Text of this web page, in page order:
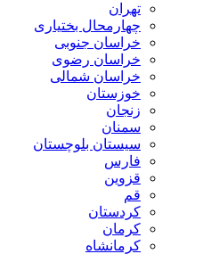
تهران
چهارمحال بختیاری
خراسان جنوبی
خراسان رضوی
خراسان شمالی
خوزستان
زنجان
سمنان
سیستان بلوچستان
فارس
قزوین
قم
کردستان
کرمان
کرمانشاه